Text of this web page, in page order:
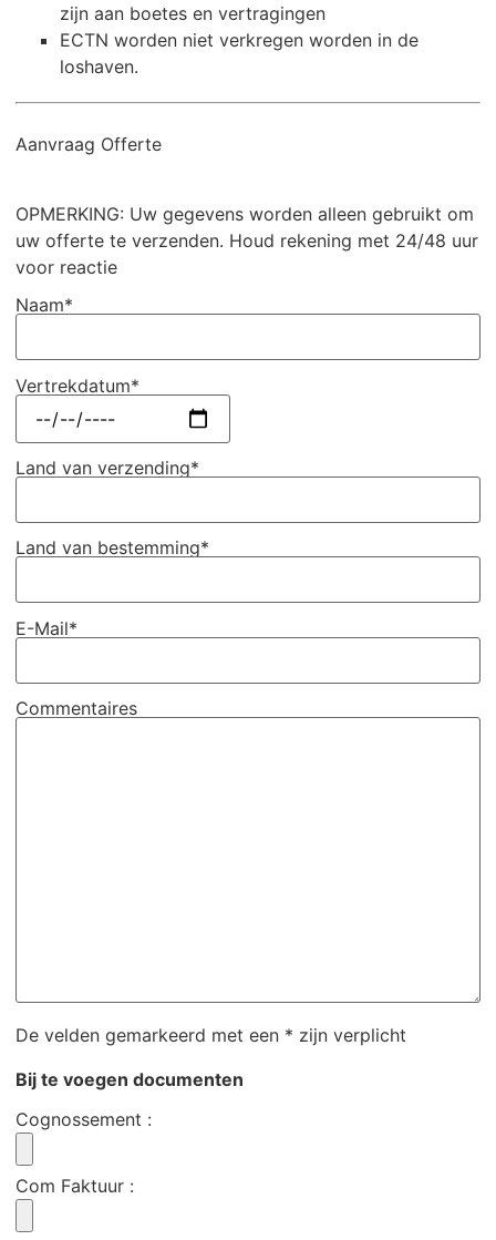
zijn aan boetes en vertragingen
ECTN worden niet verkregen worden in de
loshaven.
Aanvraag Offerte
OPMERKING: Uw gegevens worden alleen gebruikt om
uw offerte te verzenden. Houd rekening met 24/48 uur
voor reactie
Naam*
Vertrekdatum*
Land van verzending*
Land van bestemming*
E-Mail*
Commentaires
De velden gemarkeerd met een * zijn verplicht
Bij te voegen documenten
Cognossement :
Com Faktuur :